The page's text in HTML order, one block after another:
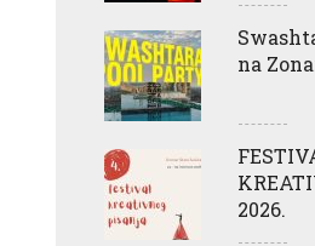
na
2026.